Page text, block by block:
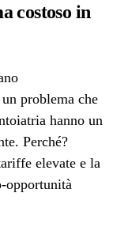
costoso in
problema che
hanno un
Perché?
elevate e la
opportunità